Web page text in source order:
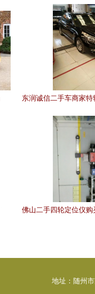
东润诚信二手车商家特
佛山二手四轮定位仪
地址：随州